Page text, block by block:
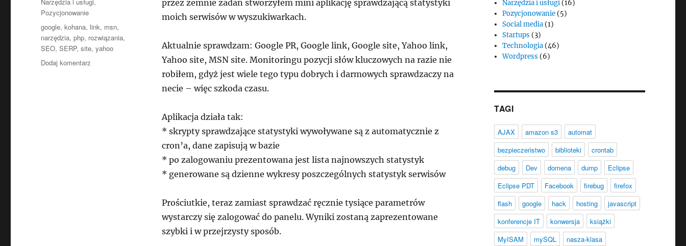
przez zemnie zadań stworzyłem mini aplikację sprawdzającą statystyki
moich serwisów w wyszukiwarkach.
Aktualnie sprawdzam: Google PR, Google link, Google site, Yahoo link,
Yahoo site, MSN site. Monitoringu pozycji słów kluczowych na razie nie
robiłem, gdyż jest wiele tego typu dobrych i darmowych sprawdzaczy na
necie – więc szkoda czasu.
Aplikacja działa tak:
* skrypty sprawdzające statystyki wywoływane są z automatycznie z
cron’a, dane zapisują w bazie
* po zalogowaniu prezentowana jest lista najnowszych statystyk
* generowane są dzienne wykresy poszczególnych statystyk serwisów
Prościutkie, teraz zamiast sprawdzać ręcznie tysiące parametrów
wystarczy się zalogować do panelu. Wyniki zostaną zaprezentowane
szybki i w przejrzysty sposób.
Pozycjonowanie
Tagi
google,kohana, link, msn,
narzędzia,php, rozwiązania,
SEO,SERP,site,yahoo
Dodaj komentarz
Narzędzia i usługi (16)
Pozycjonowanie (5)
Social media (1)
Startups (3)
Technologia (46)
Wordpress (6)
TAGI
AJAX amazon s3
automat
bezpieczeństwo
biblioteki
crontab
debug
Dev domena dump
Eclipse
Eclipse PDT
Facebook firebug
firefox
flash
google hack hosting
javascript
konferencje IT
konwersja
książki
MyISAM
mySQL
nasza-klasa